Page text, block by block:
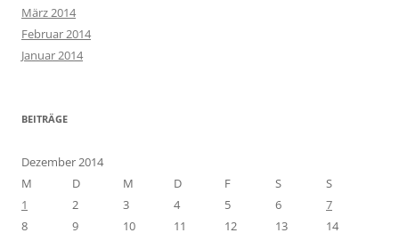
März 2014
Februar 2014
Januar 2014
BEITRÄGE
Dezember 2014
M
D M D F S
S
1
2 3 4 5 6
7
8
9 10 11 12 13
14